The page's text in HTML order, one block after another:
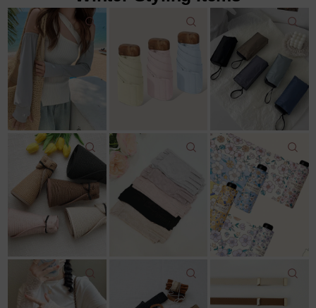
12,500원
18,600원
11,800원 14,043원
15,100원 7%↓
5.0
22,000원